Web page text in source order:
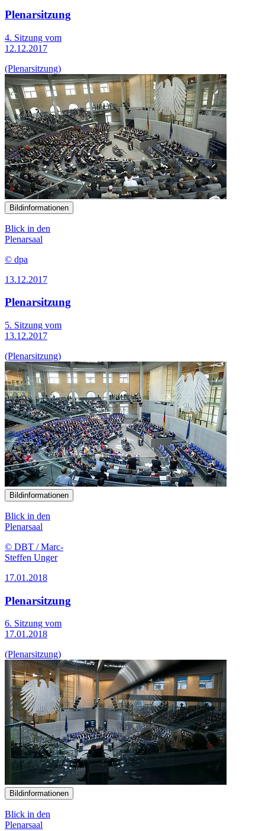
Plenarsitzung
4. Sitzung vom
12.12.2017
(Plenarsitzung)
Bildinformationen
Blick in den
Plenarsaal
© dpa
13.12.2017
Plenarsitzung
5. Sitzung vom
13.12.2017
(Plenarsitzung)
Bildinformationen
Blick in den
Plenarsaal
© DBT / Marc-
Steffen Unger
17.01.2018
Plenarsitzung
6. Sitzung vom
17.01.2018
(Plenarsitzung)
Bildinformationen
Blick in den
Plenarsaal